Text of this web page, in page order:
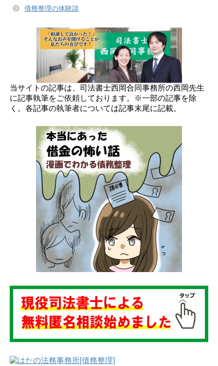
債務整理の体験談
当サイトの記事は、司法書士西岡合同事務所の西岡先生
に記事執筆をご依頼しております。※一部の記事を除
く。各記事の執筆者については記事末尾に記載。